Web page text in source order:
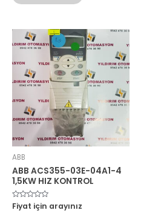
ABB
ABB ACS355-03E-04A1-4
1,5KW HIZ KONTROL
5
üzerinden
Fiyat için arayınız